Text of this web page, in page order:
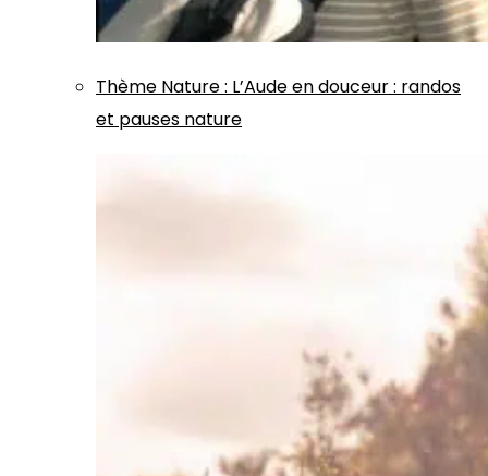
Thème Nature: L’Aude en douceur : randos
et pauses nature